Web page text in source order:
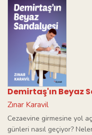
Demirtaş'ın Beyaz
Zınar Karavil
Cezaevine girmesine yol
günleri nasıl geçiyor?